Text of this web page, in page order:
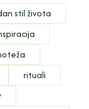
stil života
rituali